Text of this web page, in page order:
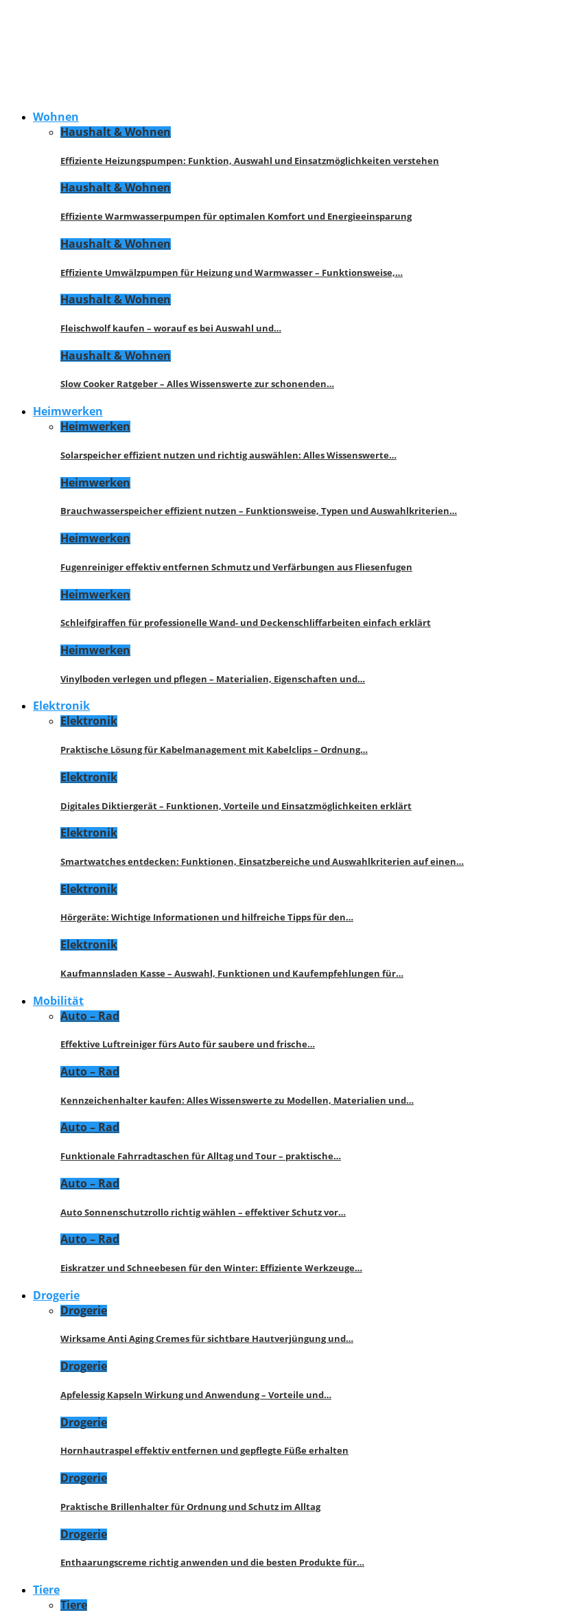
Wohnen
Haushalt & Wohnen
Effiziente Heizungspumpen: Funktion, Auswahl und Einsatzmöglichkeiten verstehen
Haushalt & Wohnen
Effiziente Warmwasserpumpen für optimalen Komfort und Energieeinsparung
Haushalt & Wohnen
Effiziente Umwälzpumpen für Heizung und Warmwasser – Funktionsweise,…
Haushalt & Wohnen
Fleischwolf kaufen – worauf es bei Auswahl und…
Haushalt & Wohnen
Slow Cooker Ratgeber – Alles Wissenswerte zur schonenden…
Heimwerken
Heimwerken
Solarspeicher effizient nutzen und richtig auswählen: Alles Wissenswerte…
Heimwerken
Brauchwasserspeicher effizient nutzen – Funktionsweise, Typen und Auswahlkriterien…
Heimwerken
Fugenreiniger effektiv entfernen Schmutz und Verfärbungen aus Fliesenfugen
Heimwerken
Schleifgiraffen für professionelle Wand- und Deckenschliffarbeiten einfach erklärt
Heimwerken
Vinylboden verlegen und pflegen – Materialien, Eigenschaften und…
Elektronik
Elektronik
Praktische Lösung für Kabelmanagement mit Kabelclips – Ordnung…
Elektronik
Digitales Diktiergerät – Funktionen, Vorteile und Einsatzmöglichkeiten erklärt
Elektronik
Smartwatches entdecken: Funktionen, Einsatzbereiche und Auswahlkriterien auf einen…
Elektronik
Hörgeräte: Wichtige Informationen und hilfreiche Tipps für den…
Elektronik
Kaufmannsladen Kasse – Auswahl, Funktionen und Kaufempfehlungen für…
Mobilität
Auto – Rad
Effektive Luftreiniger fürs Auto für saubere und frische…
Auto – Rad
Kennzeichenhalter kaufen: Alles Wissenswerte zu Modellen, Materialien und…
Auto – Rad
Funktionale Fahrradtaschen für Alltag und Tour – praktische…
Auto – Rad
Auto Sonnenschutzrollo richtig wählen – effektiver Schutz vor…
Auto – Rad
Eiskratzer und Schneebesen für den Winter: Effiziente Werkzeuge…
Drogerie
Drogerie
Wirksame Anti Aging Cremes für sichtbare Hautverjüngung und…
Drogerie
Apfelessig Kapseln Wirkung und Anwendung – Vorteile und…
Drogerie
Hornhautraspel effektiv entfernen und gepflegte Füße erhalten
Drogerie
Praktische Brillenhalter für Ordnung und Schutz im Alltag
Drogerie
Enthaarungscreme richtig anwenden und die besten Produkte für…
Tiere
Tiere